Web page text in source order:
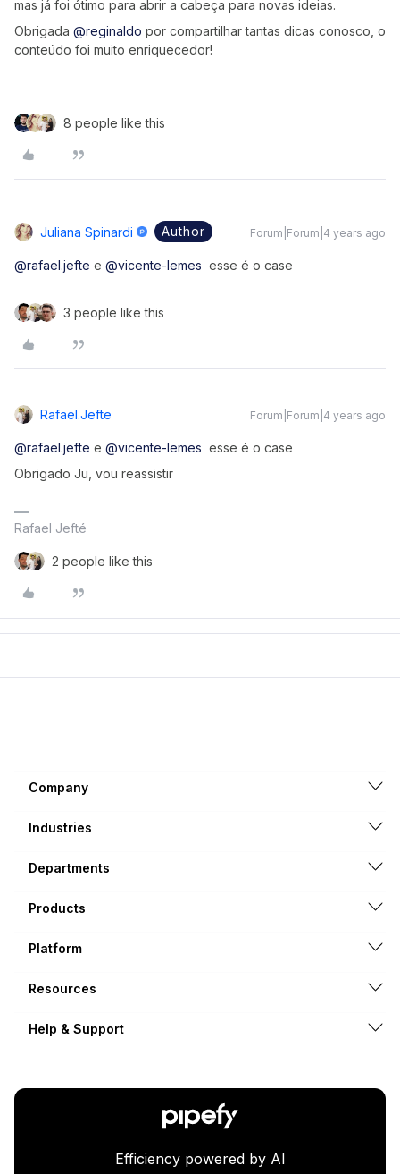
mas já foi ótimo para abrir a cabeça para novas ideias.
Obrigada @reginaldo por compartilhar tantas dicas conosco, o
conteúdo foi muito enriquecedor!
8 people like this
Juliana Spinardi Author Forum|Forum|4 years ago
@rafael.jefte e @vicente-lemes esse é o case
3 people like this
Rafael.jefte Forum|Forum|4 years ago
@rafael.jefte e @vicente-lemes esse é o case
Obrigado Ju, vou reassistir
Rafael Jefté
2 people like this
Company
Industries
Departments
Products
Platform
Resources
Help & Support
Efficiency powered by AI